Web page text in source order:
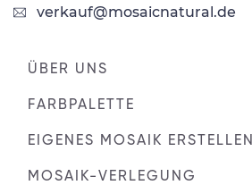
verkauf@mosaicnatural.de
ÜBER UNS
FARBPALETTE
EIGENES MOSAIK ERSTELLEN
MOSAIK-VERLEGUNG